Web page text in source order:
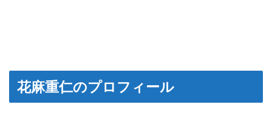
花麻重仁のプロフィール